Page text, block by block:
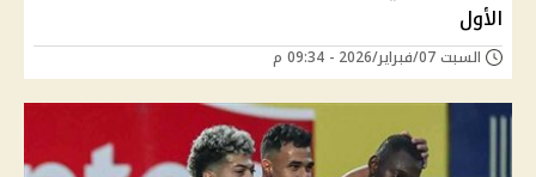
الأول
السبت 07/فبراير/2026 - 09:34 م